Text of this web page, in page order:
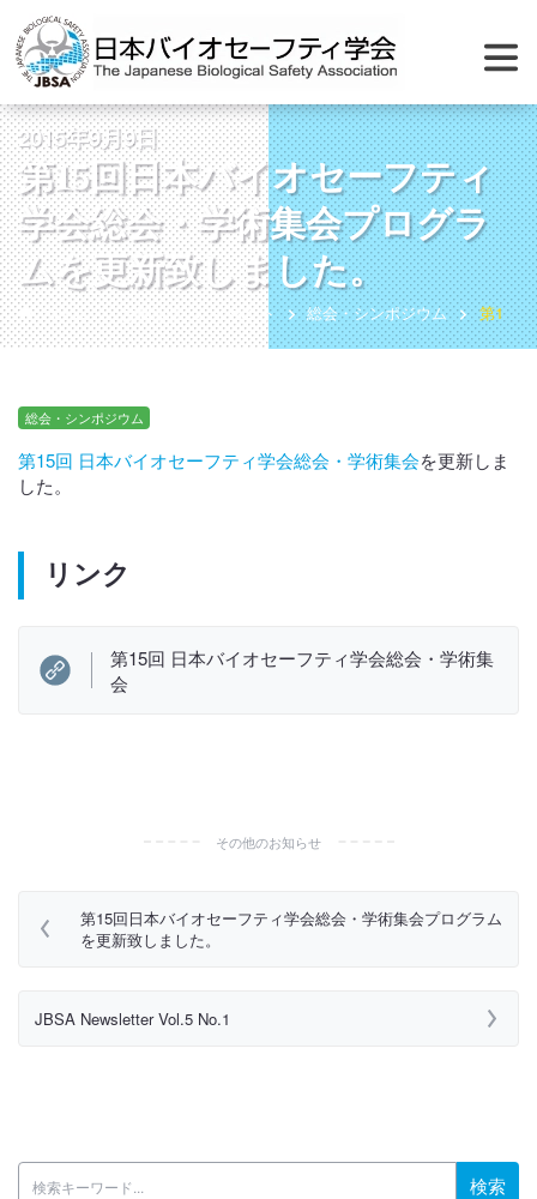
2015年9月9日
第15回日本バイオセーフティ
学会総会・学術集会プログラ
ムを更新致しました。
ホーム お知らせ イベント 総会・シンポジウム 第15回
総会・シンポジウム
第15回 日本バイオセーフティ学会総会・学術集会を更新しま
した。
リンク
第15回 日本バイオセーフティ学会総会・学術集
会
その他のお知らせ
第15回日本バイオセーフティ学会総会・学術集会プログラム
を更新致しました。
JBSA Newsletter Vol.5 No.1
検索